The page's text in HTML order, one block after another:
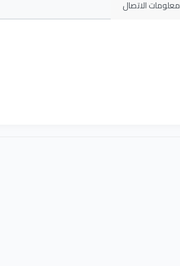
معلومات الاتصال